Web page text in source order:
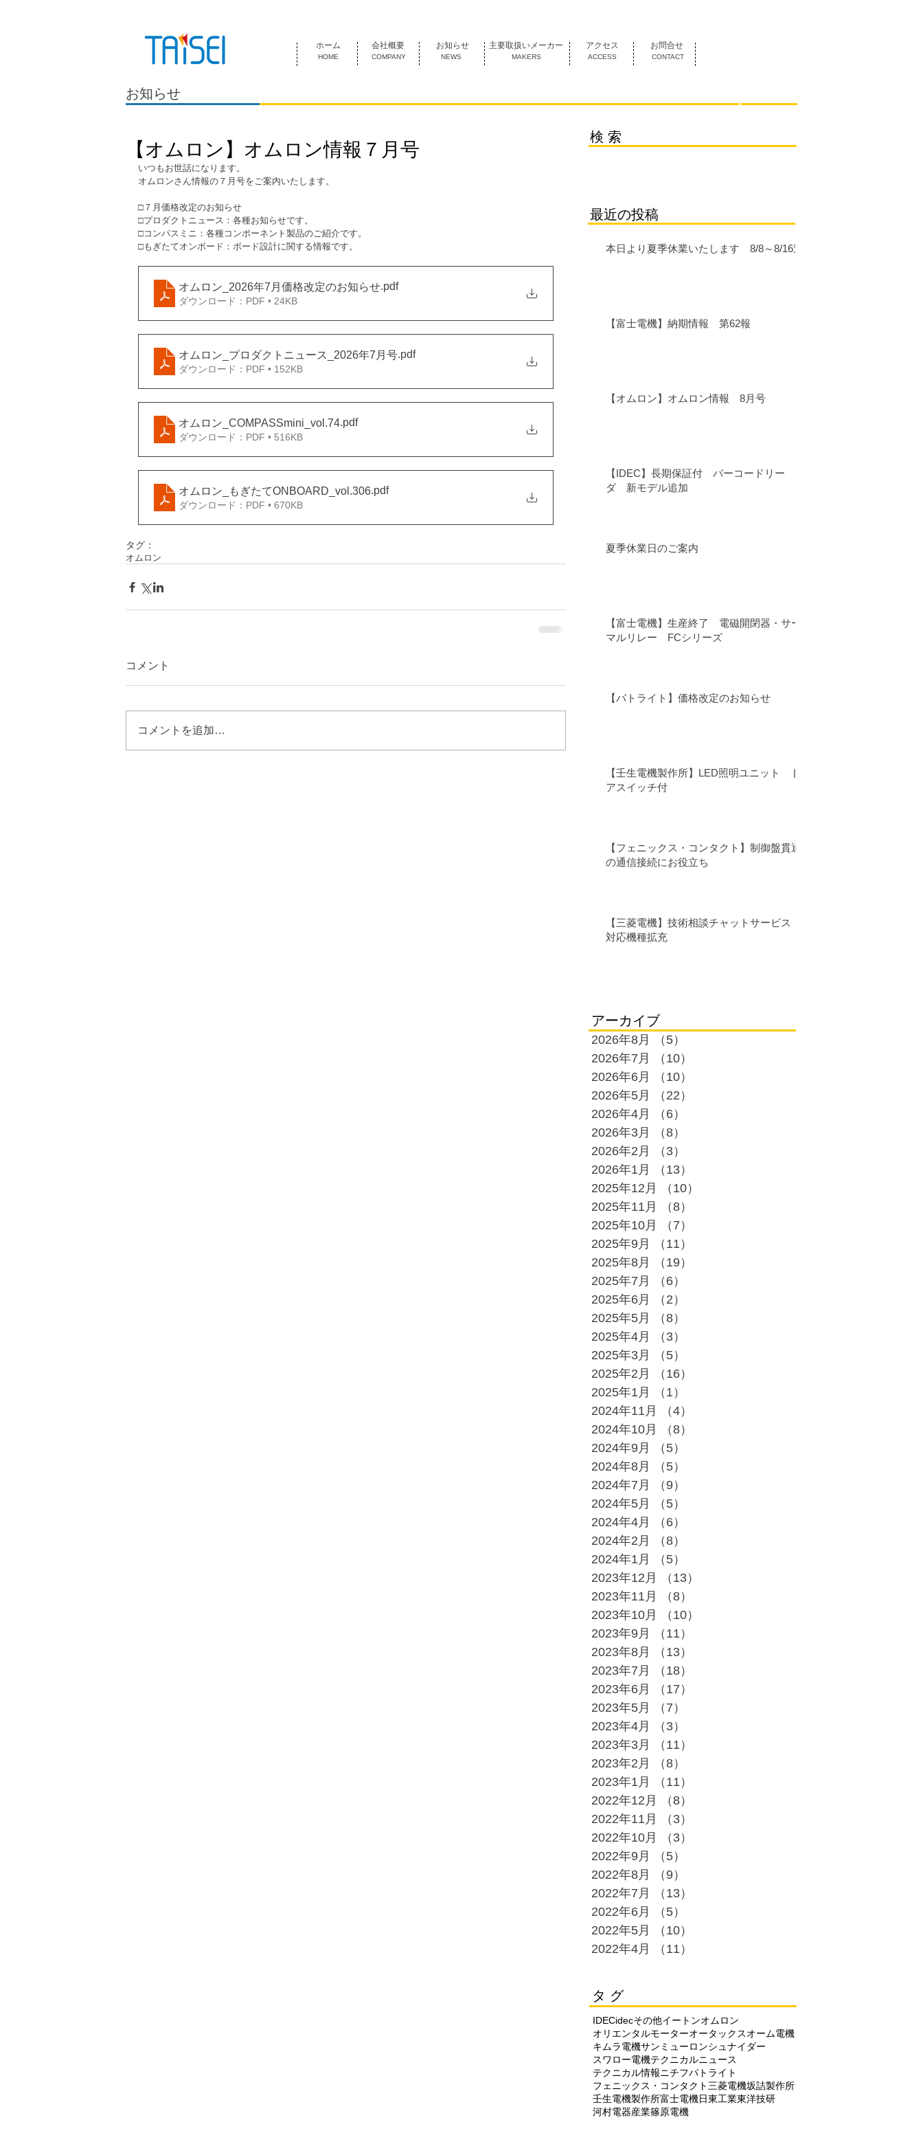
HOME COMPANY NEWS MAKERS ACCESS CONTACT
ホーム 会社概要 お知らせ 主要取扱いメーカー アクセス お問合せ
お知らせ
【オムロン】オムロン情報７月号
いつもお世話になります。
オムロンさん情報の７月号をご案内いたします。
□７月価格改定のお知らせ
□プロダクトニュース：各種お知らせです。
□コンパスミニ：各種コンポーネント製品のご紹介です。
□もぎたてオンボード：ボード設計に関する情報です。
オムロン_2026年7月価格改定のお知らせ.pdf
ダウンロード：PDF • 24KB
オムロン_プロダクトニュース_2026年7月号.pdf
ダウンロード：PDF • 152KB
オムロン_COMPASSmini_vol.74.pdf
ダウンロード：PDF • 516KB
オムロン_もぎたてONBOARD_vol.306.pdf
ダウンロード：PDF • 670KB
タグ：
オムロン
コメント
コメントを追加…
検 索
最近の投稿
本日より夏季休業いたします 8/8～8/16迄
【富士電機】納期情報 第62報
【オムロン】オムロン情報 8月号
【IDEC】長期保証付 バーコードリー
ダ 新モデル追加
夏季休業日のご案内
【富士電機】生産終了 電磁開閉器・サー
マルリレー FCシリーズ
【パトライト】価格改定のお知らせ
【壬生電機製作所】LED照明ユニット ド
アスイッチ付
【フェニックス・コンタクト】制御盤貫通
の通信接続にお役立ち
【三菱電機】技術相談チャットサービス
対応機種拡充
アーカイブ
2026年8月 （5）
2026年7月
（10）
2026年6月
（10）
2026年5月
（22）
2026年4月
（6）
2026年3月
（8）
2026年2月
（3）
2026年1月
（13）
2025年12月
（10）
2025年11月
（8）
2025年10月
（7）
2025年9月
（11）
2025年8月
（19）
2025年7月
（6）
2025年6月
（2）
2025年5月
（8）
2025年4月
（3）
2025年3月
（5）
2025年2月
（16）
2025年1月
（1）
2024年11月
（4）
2024年10月
（8）
2024年9月
（5）
2024年8月
（5）
2024年7月
（9）
2024年5月
（5）
2024年4月
（6）
2024年2月
（8）
2024年1月
（5）
2023年12月
（13）
2023年11月
（8）
2023年10月
（10）
2023年9月
（11）
2023年8月
（13）
2023年7月
（18）
2023年6月
（17）
2023年5月
（7）
2023年4月
（3）
2023年3月
（11）
2023年2月
（8）
2023年1月
（11）
2022年12月
（8）
2022年11月
（3）
2022年10月
（3）
2022年9月
（5）
2022年8月
（9）
2022年7月
（13）
2022年6月
（5）
2022年5月
（10）
2022年4月
（11）
タ グ
IDECidecその他イートンオムロン
オリエンタルモーターオータックスオーム電機
キムラ電機サンミューロンシュナイダー
スワロー電機テクニカルニュース
テクニカル情報ニチフパトライト
フェニックス・コンタクト 三菱電機坂詰製作所
壬生電機製作所富士電機日東工業東洋技研
河村電器産業篠原電機